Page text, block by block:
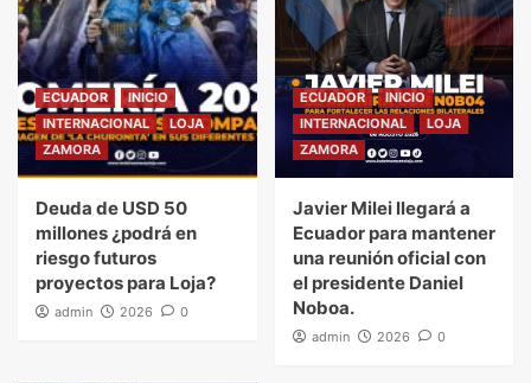
ECUADOR
INICIO
INTERNACIONAL
LOJA
ZAMORA
Deuda de USD 50
millones ¿podrá en
riesgo futuros
proyectos para Loja?
admin 2026 0
ECUADOR
INICIO
INTERNACIONAL
LOJA
ZAMORA
Javier Milei llegará a
Ecuador para mantener
una reunión oficial con
el presidente Daniel
Noboa.
admin 2026 0